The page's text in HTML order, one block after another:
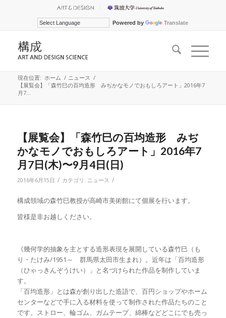
Powered by Translate
現在位置: ホーム / ニュース /
【展覧会】「森竹巳の百均造形 みぢかなモノでおもしろアート」2016年7
月7...
【展覧会】「森竹巳の百均造形 みぢ
かなモノでおもしろアート」2016年7
月7日(木)〜9月4日(日)
2016年6月15日 / カテゴリ: ニュース /
構成領域の森竹巳教授が高崎市美術館にて個展を行います。
皆様是非お越しください。
《幾何学的抽象を主とする造形表現を展開している森竹巳（も
り・たけみ/1951～ 群馬県太田市生まれ）。近年は「百均造形
（ひゃっきんぞうけい）」と名づけられた作品を制作していま
す。
「百均造形」とは森が創り出した造語で、百円ショップやホーム
センターなどで手に入る材料を使って制作された作品たちのこと
です。ストロー、輪ゴム、ガムテープ、綿棒などどこにでも売っ